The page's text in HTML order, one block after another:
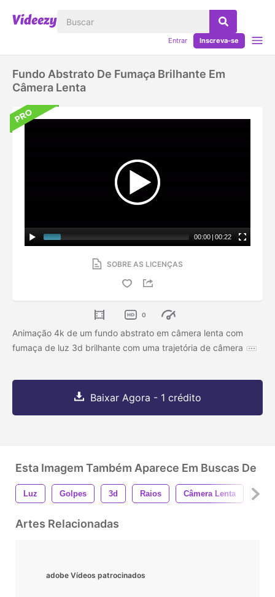
Entrar Inscreva-se
Fundo Abstrato De Fumaça Brilhante Em
Câmera Lenta
00:00 | 00:22
SOBRE AS LICENÇAS
0
Animação 4k de um fundo abstrato em câmera lenta com
fumaça de luz 3d brilhante com uma trajetória de câmera
Baixar Agora - 1 crédito
Esta Imagem Também Aparece Em Buscas De
Luz Golpes 3d Raios Câmera Lenta
Artes Relacionadas
adobe Vídeos patrocinados